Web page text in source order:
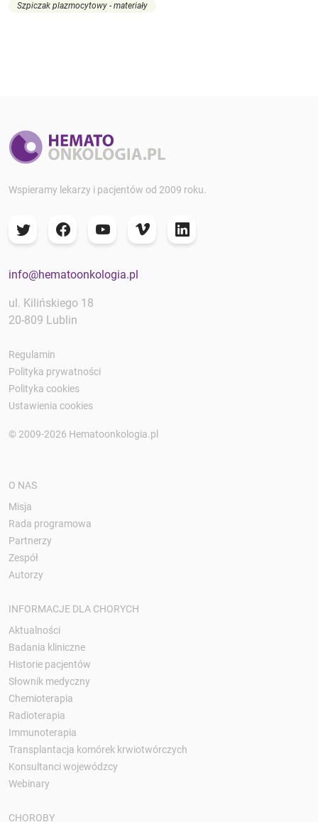
Szpiczak plazmocytowy - materiały
Wspieramy lekarzy i pacjentów od 2009 roku.
info@hematoonkologia.pl
ul. Kilińskiego 18
20-809 Lublin
Regulamin
Polityka prywatności
Polityka cookies
Ustawienia cookies
© 2009-2026 Hematoonkologia.pl
O NAS
Misja
Rada programowa
Partnerzy
Zespół
Autorzy
INFORMACJE DLA CHORYCH
Aktualności
Badania kliniczne
Historie pacjentów
Słownik medyczny
Chemioterapia
Radioterapia
Immunoterapia
Transplantacja komórek krwiotwórczych
Konsultanci wojewódzcy
Webinary
CHOROBY